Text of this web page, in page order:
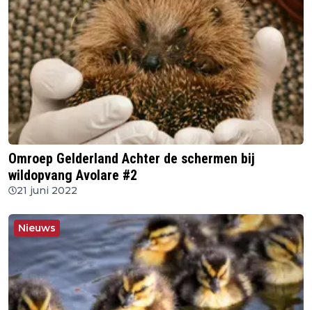
Omroep Gelderland Achter de schermen bij
wildopvang Avolare #2
21 juni 2022
Nieuws